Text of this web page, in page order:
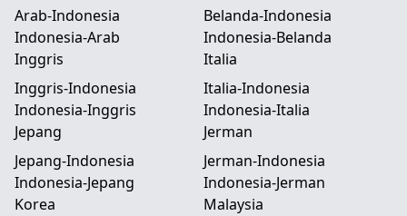
Arab-Indonesia
Indonesia-Arab
Belanda-Indonesia
Indonesia-Belanda
Inggris
Inggris-Indonesia
Indonesia-Inggris
Italia
Italia-Indonesia
Indonesia-Italia
Jepang
Jepang-Indonesia
Indonesia-Jepang
Jerman
Jerman-Indonesia
Indonesia-Jerman
Korea
Malaysia